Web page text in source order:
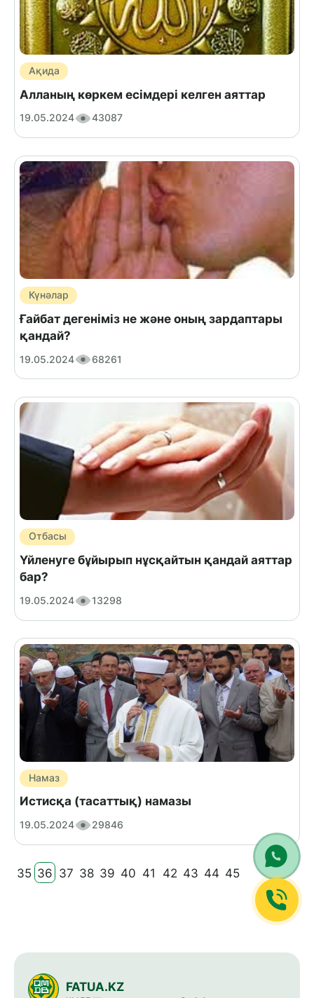
Ақида
Алланың көркем есімдері келген аяттар
19.05.2024 43087
Күнәлар
Ғайбат дегеніміз не және оның зардаптары
қандай?
19.05.2024 68261
Отбасы
Үйленуге бұйырып нұсқайтын қандай аяттар
бар?
19.05.2024 13298
Намаз
Истисқа (тасаттық) намазы
19.05.2024 29846
35 36 37 38 39 40 41 42 43 44 45
FATUA.KZ